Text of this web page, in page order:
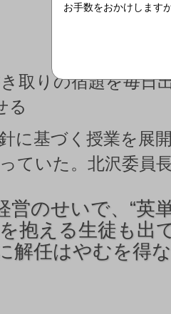
お手数をおかけします
取りの宿題を毎日
る
に基づく授業を展
ていた。北沢委員
営のせいで、“英
抱える生徒も出
解任はやむを得